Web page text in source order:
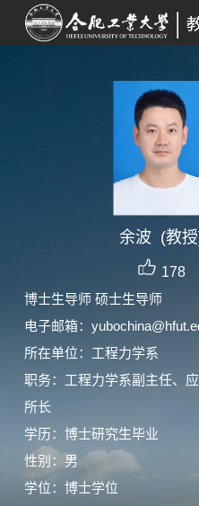
余波 (教
178
博士生导师 硕士生导师
电子邮箱：
所在单位：工程力学系
职务：工程力学系副主任、
所长
学历：博士研究生毕业
性别：男
学位：博士学位